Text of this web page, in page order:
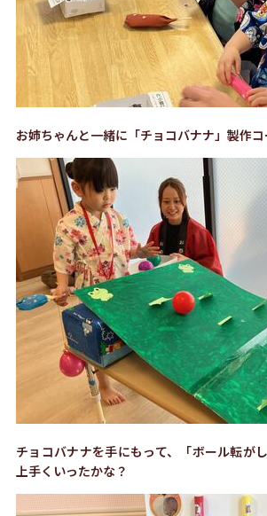
お姉ちゃんと一緒に「チョコバナナ」製作コ
チョコバナナを手にもって、「ボール転が
上手くいったかな？